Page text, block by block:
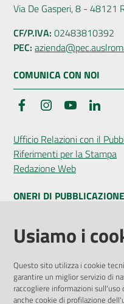
Via De Gasperi, 8 - 48121
CF/P.IVA: 02483810392
PEC:
COMUNICA CON NOI
FacebookInstagramYouTube
Ufficio Relazioni con il
Riferimenti per la Stampa
Redazione Web
ONERI DI PUBBLICAZIONE
Amministrazione
Pubblicità legale
Privacy Policy
Attuazione Misure PNRR
Liste di Attesa
Usiamo i
Questo sito utilizza i cookie
garantire un miglior servizio di
raccogliere informazioni
anche cookie di profilazione